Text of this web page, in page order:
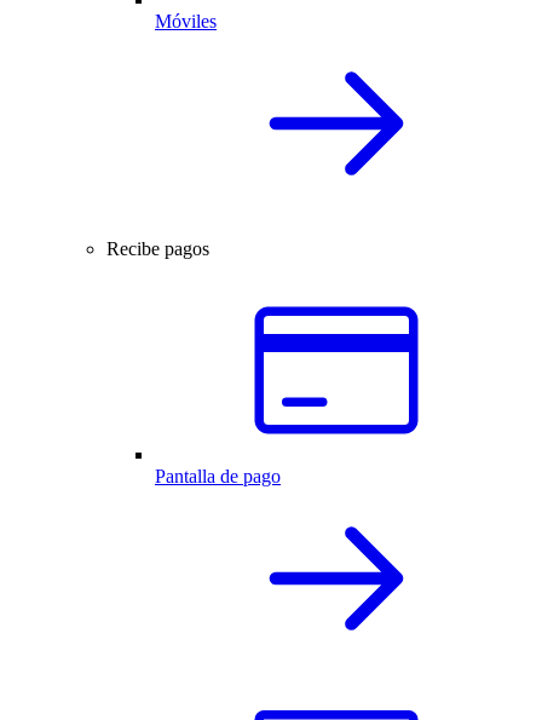
Móviles
Recibe pagos
Pantalla de pago